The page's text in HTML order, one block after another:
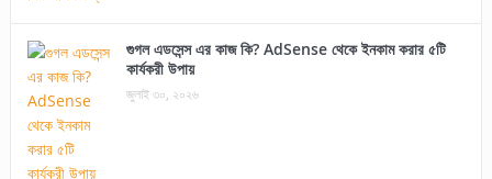
গুগল এডসেন্স এর কাজ কি? AdSense থেকে ইনকাম করার ৫টি
কার্যকরী উপায়
জুলাই ৩০, ২০২৬